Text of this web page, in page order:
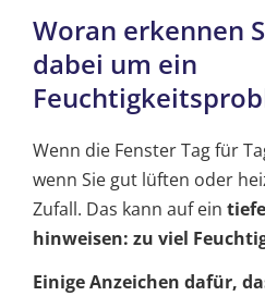
Woran erkennen
dabei um ein
Wenn die Fenster Tag für
wenn Sie gut lüften oder
Zufall. Das kann auf ein
hinweisen: zu viel
Einige Anzeichen dafür,